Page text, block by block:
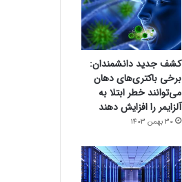
کشف جدید دانشمندان:
برخی باکتری‌های دهان
می‌توانند خطر ابتلا به
آلزایمر را افزایش دهند
30 بهمن 1403